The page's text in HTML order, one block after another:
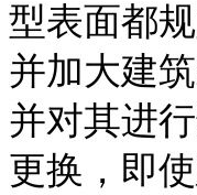
型表面都
并加大建
并对其进
更换，即